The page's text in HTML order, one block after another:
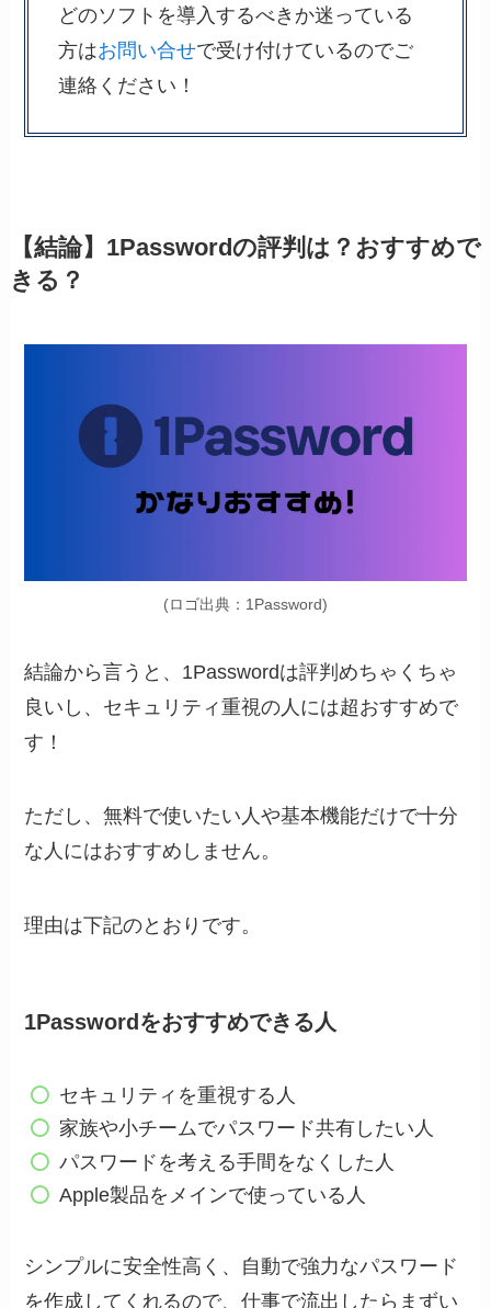
どのソフトを導入するべきか迷っている
方はお問い合せで受け付けているのでご
連絡ください！
【結論】1Passwordの評判は？おすすめで
きる？
(ロゴ出典：1Password)
結論から言うと、 1Passwordは評判めちゃくちゃ
良いし、セキュリティ重視の人には超おすすめで
す！
ただし、無料で使いたい人や基本機能だけで十分
な人にはおすすめしません。
理由は下記のとおりです。
1Passwordをおすすめできる人
セキュリティを重視する人
家族や小チームでパスワード共有したい人
パスワードを考える手間をなくした人
Apple製品をメインで使っている人
シンプルに安全性高く、自動で強力なパスワード
を作成してくれるので、仕事で流出したらまずい